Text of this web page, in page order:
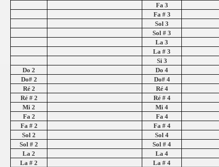
Fa 3
Fa # 3
Sol 3
Sol # 3
La 3
La # 3
Si 3
Do 2
Do 4
Do# 2
Do# 4
Ré 2
Ré 4
Ré # 2
Ré # 4
Mi 2
Mi 4
Fa 2
Fa 4
Fa # 2
Fa # 4
Sol 2
Sol 4
Sol # 2
Sol # 4
La 2
La 4
La # 2
La # 4